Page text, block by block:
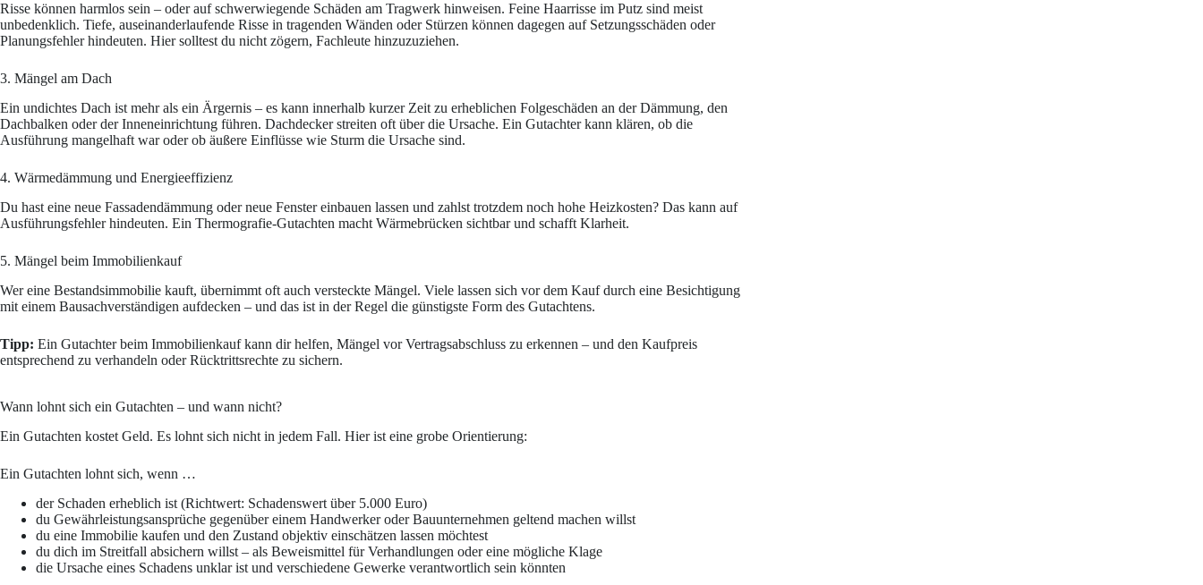
Risse können harmlos sein – oder auf schwerwiegende Schäden am Tragwerk hinweisen. Feine Haarrisse im Putz sind meist
unbedenklich. Tiefe, auseinanderlaufende Risse in tragenden Wänden oder Stürzen können dagegen auf Setzungsschäden oder
Planungsfehler hindeuten. Hier solltest du nicht zögern, Fachleute hinzuzuziehen.
3. Mängel am Dach
Ein undichtes Dach ist mehr als ein Ärgernis – es kann innerhalb kurzer Zeit zu erheblichen Folgeschäden an der Dämmung, den
Dachbalken oder der Inneneinrichtung führen. Dachdecker streiten oft über die Ursache. Ein Gutachter kann klären, ob die
Ausführung mangelhaft war oder ob äußere Einflüsse wie Sturm die Ursache sind.
4. Wärmedämmung und Energieeffizienz
Du hast eine neue Fassadendämmung oder neue Fenster einbauen lassen und zahlst trotzdem noch hohe Heizkosten? Das kann auf
Ausführungsfehler hindeuten. Ein Thermografie-Gutachten macht Wärmebrücken sichtbar und schafft Klarheit.
5. Mängel beim Immobilienkauf
Wer eine Bestandsimmobilie kauft, übernimmt oft auch versteckte Mängel. Viele lassen sich vor dem Kauf durch eine Besichtigung
mit einem Bausachverständigen aufdecken – und das ist in der Regel die günstigste Form des Gutachtens.
Tipp: Ein Gutachter beim Immobilienkauf kann dir helfen, Mängel vor Vertragsabschluss zu erkennen – und den Kaufpreis
entsprechend zu verhandeln oder Rücktrittsrechte zu sichern.
Wann lohnt sich ein Gutachten – und wann nicht?
Ein Gutachten kostet Geld. Es lohnt sich nicht in jedem Fall. Hier ist eine grobe Orientierung:
Ein Gutachten lohnt sich, wenn …
der Schaden erheblich ist (Richtwert: Schadenswert über 5.000 Euro)
du Gewährleistungsansprüche gegenüber einem Handwerker oder Bauunternehmen geltend machen willst
du eine Immobilie kaufen und den Zustand objektiv einschätzen lassen möchtest
du dich im Streitfall absichern willst – als Beweismittel für Verhandlungen oder eine mögliche Klage
die Ursache eines Schadens unklar ist und verschiedene Gewerke verantwortlich sein könnten